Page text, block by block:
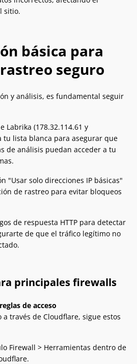
sitio.
básica para
seguro
y análisis, es fundamental seguir
Labrika (178.32.114.61 y
tu lista blanca para asegurar que
de análisis puedan acceder a tu
"Usar solo direcciones IP básicas"
de rastreo para evitar bloqueos
de respuesta HTTP para detectar
de que el tráfico legítimo no
principales firewalls
de acceso
a través de Cloudflare, sigue estos
Firewall > Herramientas dentro de